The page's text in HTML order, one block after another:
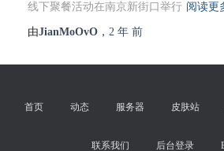
线下聚餐活动在南京新街口举行 阅读
由JianMoOvO ， 2 年 前
首页 动态 服务器 皮肤站
联系我们 后台登录